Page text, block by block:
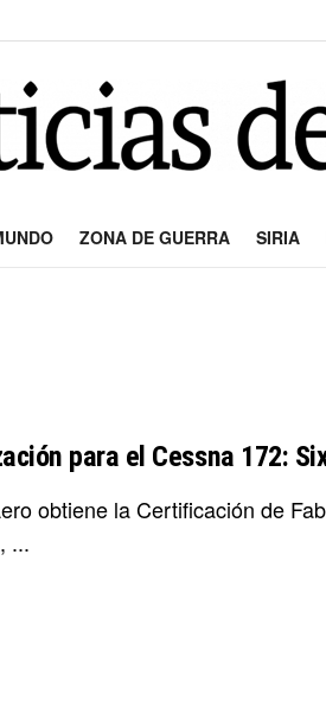
ZONA DE GUERRA SIRIA
para el Cessna 172:
obtiene la Certificación de
...